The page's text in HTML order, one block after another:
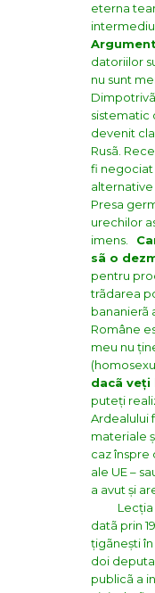
eterna
datoriilor
nu sunt
sistematic
devenit
Rusã.
fi negociat
alternative
Presa
urechilor
imens.
sã o
pentru
trãdarea
bananierã
Române
meu nu
dacã veți
puteți
Ardealului
materiale
caz înspre
ale UE –
a avut și
Lecția
datã prin
țigãnești
doi
publicã a